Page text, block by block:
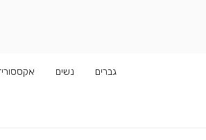
גברים נשים